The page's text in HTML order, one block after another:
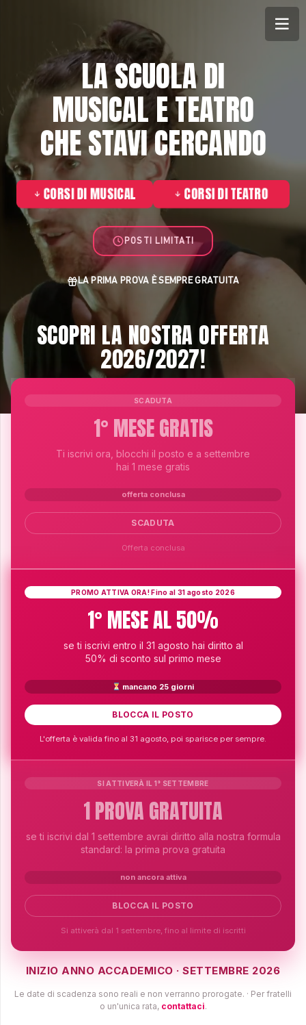
LA SCUOLA DI
MUSICAL E TEATRO
CHE STAVI CERCANDO
CORSI DI MUSICAL CORSI DI TEATRO
POSTI LIMITATI
LA PRIMA PROVA È SEMPREGRATUITA
SCOPRI LA NOSTRA OFFERTA
2026/2027!
SCADUTA
1° MESE GRATIS
Ti iscrivi ora, blocchi il posto e a settembre
hai 1 mese gratis
offerta conclusa
SCADUTA
Offerta conclusa
PROMO ATTIVA ORA!Fino al 31 agosto 2026
1° MESE AL 50%
se ti iscrivi entro il 31 agosto hai diritto al
50% di sconto sul primo mese
mancano 25 giorni
BLOCCA IL POSTO
L'offerta è valida fino al 31 agosto, poi sparisce per sempre.
SI ATTIVERÀ IL 1° SETTEMBRE
1 PROVA GRATUITA
se ti iscrivi dal 1 settembre avrai diritto alla nostra formula
standard: la prima prova gratuita
non ancora attiva
BLOCCA IL POSTO
Si attiverà dal 1 settembre, fino al limite di iscritti
INIZIO ANNO ACCADEMICO · SETTEMBRE 2026
Le date di scadenza sono reali e non verranno prorogate. · Per fratelli
o un'unica rata, contattaci.